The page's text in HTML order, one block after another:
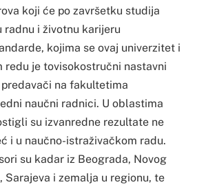
koji će po završetku studija
i životnu karijeru
kojima se ovaj univerzitet i
redu je tovisokostručni nastavni
na fakultetima
naučni radnici. U oblastima
su izvanredne rezultate ne
i u naučno-istraživačkom radu.
su kadar iz Beograda, Novog
Sarajeva i zemalja u regionu, te